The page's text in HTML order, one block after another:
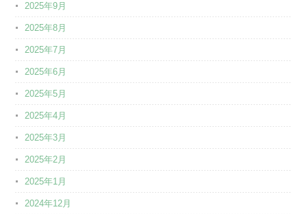
2025年9月
2025年8月
2025年7月
2025年6月
2025年5月
2025年4月
2025年3月
2025年2月
2025年1月
2024年12月